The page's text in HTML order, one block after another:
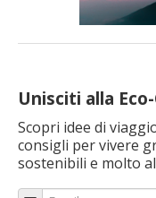
Unisciti alla
Scopri idee di
consigli per vivere
sostenibili e molto